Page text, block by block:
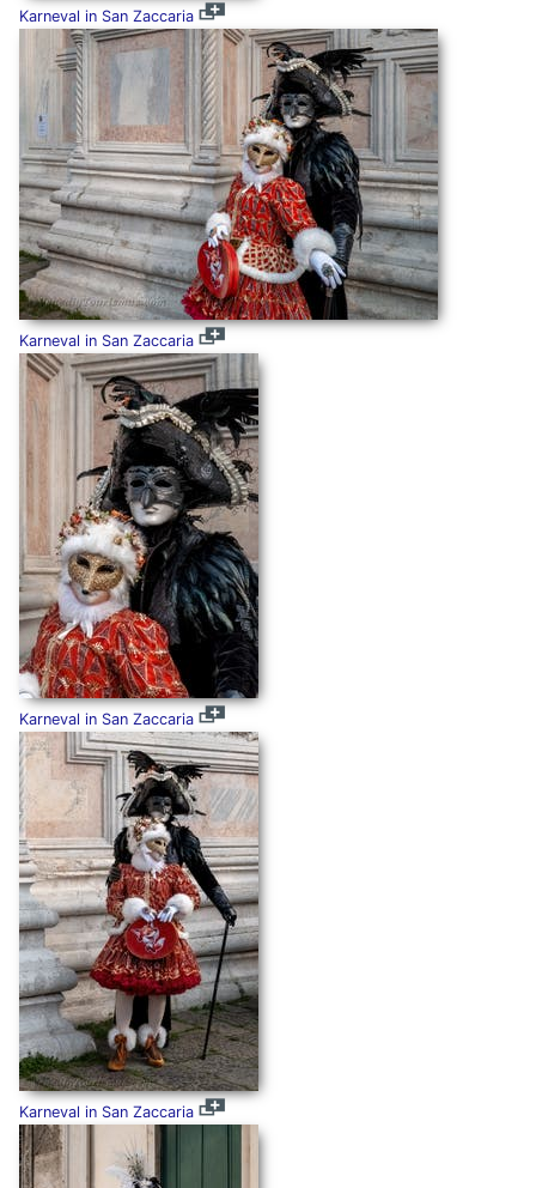
Karneval in San Zaccaria
Karneval in San Zaccaria
Karneval in San Zaccaria
Karneval in San Zaccaria